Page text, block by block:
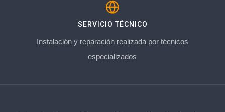
SERVICIO TÉCNICO
Instalación y reparación realizada por técnicos
especializados